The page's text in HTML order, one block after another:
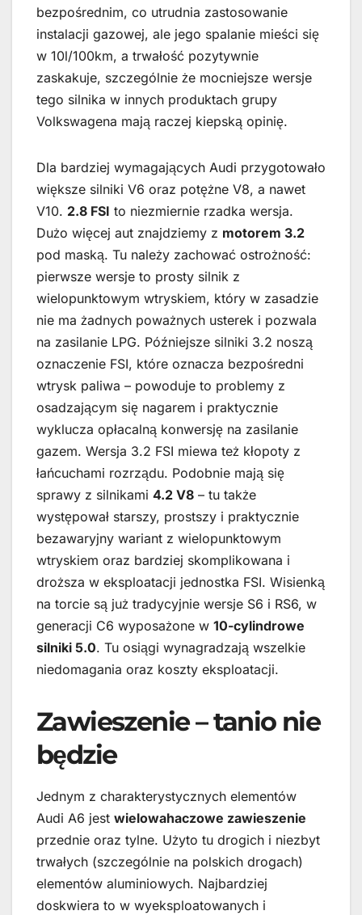
bezpośrednim, co utrudnia zastosowanie
instalacji gazowej, ale jego spalanie mieści się
w 10l/100km, a trwałość pozytywnie
zaskakuje, szczególnie że mocniejsze wersje
tego silnika w innych produktach grupy
Volkswagena mają raczej kiepską opinię.
Dla bardziej wymagających Audi przygotowało
większe silniki V6 oraz potężne V8, a nawet
V10. 2.8 FSI to niezmiernie rzadka wersja.
Dużo więcej aut znajdziemy z motorem 3.2
pod maską. Tu należy zachować ostrożność:
pierwsze wersje to prosty silnik z
wielopunktowym wtryskiem, który w zasadzie
nie ma żadnych poważnych usterek i pozwala
na zasilanie LPG. Późniejsze silniki 3.2 noszą
oznaczenie FSI, które oznacza bezpośredni
wtrysk paliwa – powoduje to problemy z
osadzającym się nagarem i praktycznie
wyklucza opłacalną konwersję na zasilanie
gazem. Wersja 3.2 FSI miewa też kłopoty z
łańcuchami rozrządu. Podobnie mają się
sprawy z silnikami 4.2 V8 – tu także
występował starszy, prostszy i praktycznie
bezawaryjny wariant z wielopunktowym
wtryskiem oraz bardziej skomplikowana i
droższa w eksploatacji jednostka FSI. Wisienką
na torcie są już tradycyjnie wersje S6 i RS6, w
generacji C6 wyposażone w 10-cylindrowe
silniki 5.0. Tu osiągi wynagradzają wszelkie
niedomagania oraz koszty eksploatacji.
Zawieszenie – tanio nie
będzie
Jednym z charakterystycznych elementów
Audi A6 jest wielowahaczowe zawieszenie
przednie oraz tylne. Użyto tu drogich i niezbyt
trwałych (szczególnie na polskich drogach)
elementów aluminiowych. Najbardziej
doskwiera to w wyeksploatowanych i